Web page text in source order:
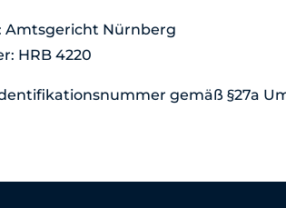
Amtsgericht Nürnberg
HRB 4220
gemäß §27a